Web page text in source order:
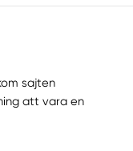
sajten
att vara en